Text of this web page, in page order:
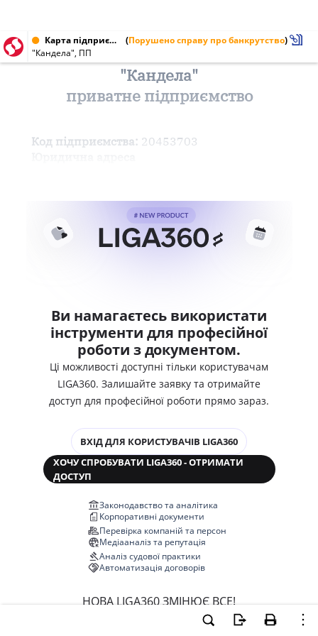
Карта підприємства від 15.06.1999 № 20453703 (Порушено справу про банкрутство)
"Кандела", ПП
"Кандела"
приватне підприємство
Код підприємства: 20453703
Ви намагаєтесь використати
інструменти для професійної
роботи з документом.
Ці можливості доступні тільки користувачам
LIGA360. Залишайте заявку та отримайте
доступ для професійної роботи прямо зараз.
ВХІД ДЛЯ КОРИСТУВАЧІВ LIGA360
ХОЧУ СПРОБУВАТИ LIGA360 - ОТРИМАТИ
ДОСТУП
Законодавство та аналітика
Корпоративні документи
Перевірка компаній та персон
Медіааналіз та репутація
Аналіз судової практики
Автоматизація договорів
НОВА LIGA360 ЗМІНЮЄ ВСЕ!